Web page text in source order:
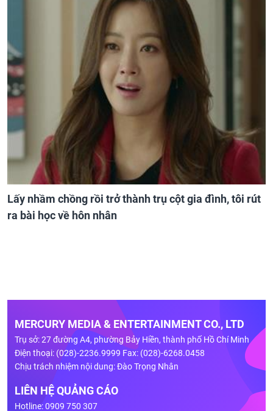
Lấy nhầm chồng rồi trở thành trụ cột gia đình, tôi rút
ra bài học về hôn nhân
MERCURY MEDIA & ENTERTAINMENT CO., LTD
Trụ sở: 27 đường A4, phường Bảy Hiền, thành phố Hồ Chí Minh
Điện thoại: (028)-2236.9999 Fax: (028)-6268.0458
Chịu trách nhiệm nội dung: Đào Trọng Nhân
LIÊN HỆ QUẢNG CÁO
Hotline: 0909 750 307